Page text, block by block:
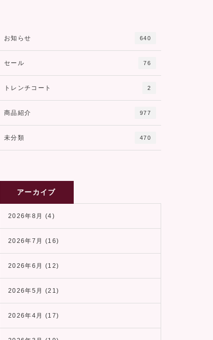
お知らせ 640
セール 76
トレンチコート 2
商品紹介 977
未分類 470
アーカイブ
2026年8月 (4)
2026年7月 (16)
2026年6月 (12)
2026年5月 (21)
2026年4月 (17)